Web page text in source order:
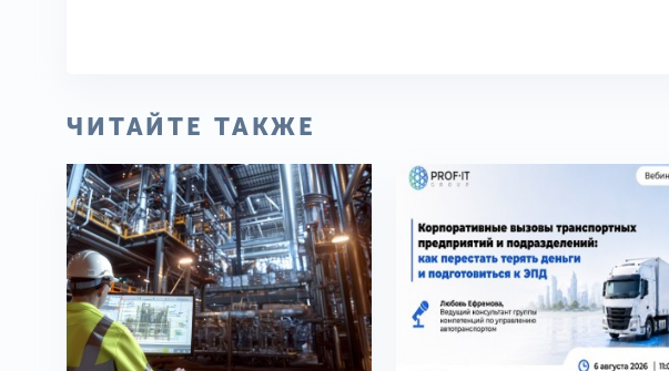
ЧИТАЙТЕ ТАКЖЕ